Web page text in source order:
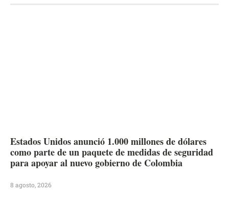
Estados Unidos anunció 1.000 millones de dólares
como parte de un paquete de medidas de seguridad
para apoyar al nuevo gobierno de Colombia
8 agosto, 2026